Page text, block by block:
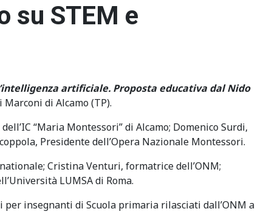
su STEM e
artificiale. Proposta educativa dal Nido
di Alcamo (TP).
“Maria Montessori” di Alcamo; Domenico Surdi,
Presidente dell’Opera Nazionale Montessori.
Cristina Venturi, formatrice dell’ONM;
LUMSA di Roma.
insegnanti di Scuola primaria rilasciati dall’ONM a